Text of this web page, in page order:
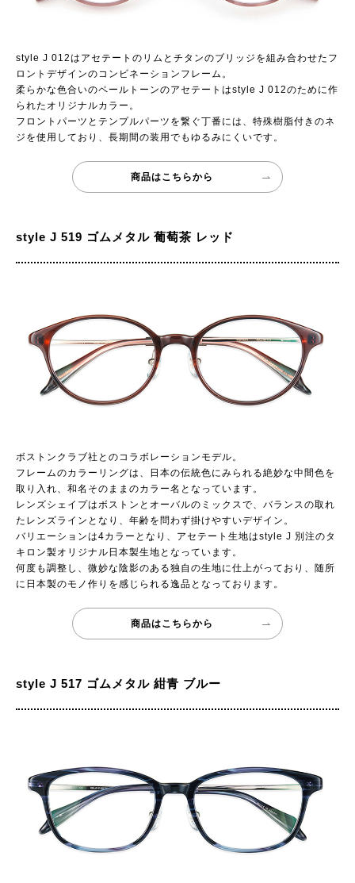
style J 012はアセテートのリムとチタンのブリッジを組み合わせたフ
ロントデザインのコンビネーションフレーム。
柔らかな色合いのペールトーンのアセテートはstyle J 012のために作
られたオリジナルカラー。
フロントパーツとテンプルパーツを繋ぐ丁番には、特殊樹脂付きのネ
ジを使用しており、長期間の装用でもゆるみにくいです。
商品はこちらから
style J 519 ゴムメタル 葡萄茶 レッド
ボストンクラブ社とのコラボレーションモデル。
フレームのカラーリングは、日本の伝統色にみられる絶妙な中間色を
取り入れ、和名そのままのカラー名となっています。
レンズシェイプはボストンとオーバルのミックスで、バランスの取れ
たレンズラインとなり、年齢を問わず掛けやすいデザイン。
バリエーションは4カラーとなり、アセテート生地はstyle J 別注のタ
キロン製オリジナル日本製生地となっています。
何度も調整し、微妙な陰影のある独自の生地に仕上がっており、随所
に日本製のモノ作りを感じられる逸品となっております。
商品はこちらから
style J 517 ゴムメタル 紺青 ブルー